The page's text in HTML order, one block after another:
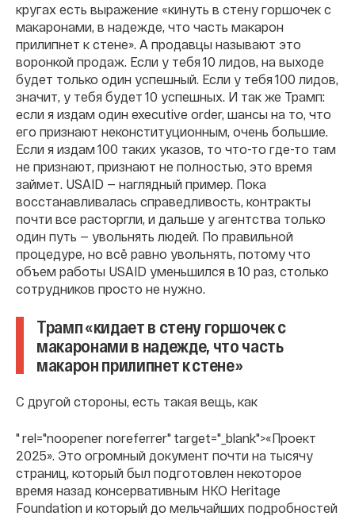
кругах есть выражение «кинуть в стену горшочек с
макаронами, в надежде, что часть макарон
прилипнет к стене». А продавцы называют это
воронкой продаж. Если у тебя 10 лидов, на выходе
будет только один успешный. Если у тебя 100 лидов,
значит, у тебя будет 10 успешных. И так же Трамп:
если я издам один executive order, шансы на то, что
его признают неконституционным, очень большие.
Если я издам 100 таких указов, то что-то где-то там
не признают, признают не полностью, это время
займет. USAID — наглядный пример. Пока
восстанавливалась справедливость, контракты
почти все расторгли, и дальше у агентства только
один путь — увольнять людей. По правильной
процедуре, но всё равно увольнять, потому что
объем работы USAID уменьшился в 10 раз, столько
сотрудников просто не нужно.
Трамп «кидает в стену горшочек с
макаронами в надежде, что часть
макарон прилипнет к стене»
С другой стороны, есть такая вещь, как
" rel="noopener noreferrer" target="_blank">«Проект
2025». Это огромный документ почти на тысячу
страниц, который был подготовлен некоторое
время назад консервативным НКО Heritage
Foundation и который до мельчайших подробностей